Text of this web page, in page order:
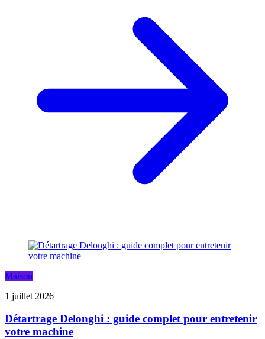
Maison
1 juillet 2026
Détartrage Delonghi : guide complet pour entretenir
votre machine